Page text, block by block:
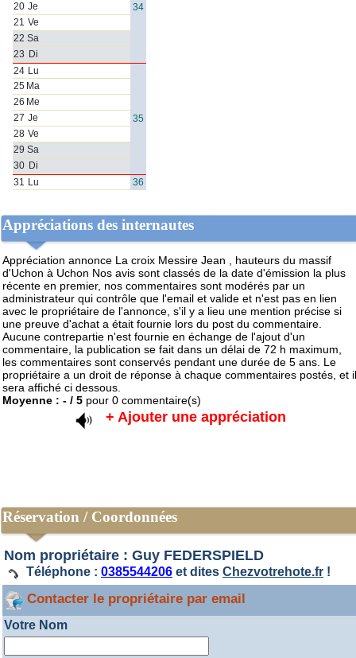
Appréciations des internautes
Appréciation annonce La croix Messire Jean , hauteurs du massif
d'Uchon à Uchon Nos avis sont classés de la date d'émission la plus
récente en premier, nos commentaires sont modérés par un
administrateur qui contrôle que l'email et valide et n'est pas en lien
avec le propriétaire de l'annonce, s'il y a lieu une mention précise si
une preuve d'achat a était fournie lors du post du commentaire.
Aucune contrepartie n'est fournie en échange de l'ajout d'un
commentaire, la publication se fait dans un délai de 72 h maximum,
les commentaires sont conservés pendant une durée de 5 ans. Le
propriétaire a un droit de réponse à chaque commentaires postés, et il
sera affiché ci dessous.
Moyenne : - / 5 pour 0 commentaire(s)
+ Ajouter une appréciation
Réservation / Coordonnées
Nom propriétaire : Guy FEDERSPIELD
Téléphone : 0385544206 et dites Chezvotrehote.fr !
Contacter le propriétaire par email
Votre Nom